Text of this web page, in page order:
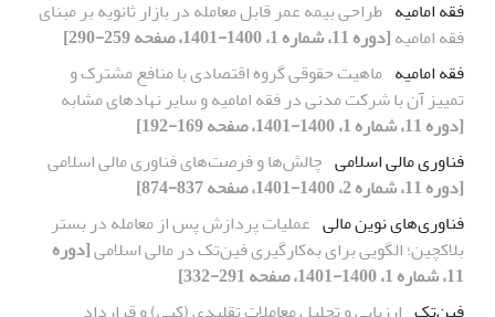
فقه امامیه طراحی بیمه عمر قابل معامله در بازار ثانویه بر مبنای
فقه امامیه[دوره 11، شماره 1، 1400-1401، صفحه 259-290]
فقه امامیه ماهیت حقوقی گروه اقتصادی با منافع مشترک و
تمییز آن با شرکت مدنی در فقه امامیه و سایر نهادهای مشابه
[دوره 11، شماره 1، 1400-1401، صفحه 169-192]
فناوری مالی اسلامی چالش‌ها و فرصت‌های فناوری مالی اسلامی
[دوره 11، شماره 2، 1400-1401، صفحه 837-874]
فناوری‌های نوین مالی عملیات پردازش پس از معامله در بستر
بلاکچین؛ الگویی برای به‌کارگیری فین‌تک در مالی اسلامی[دوره
11، شماره 1، 1400-1401، صفحه 291-332]